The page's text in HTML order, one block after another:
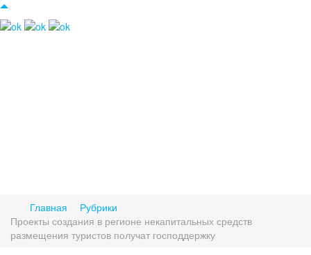
Главная
Рубрики
Проекты создания в регионе некапитальных средств
размещения туристов получат господдержку